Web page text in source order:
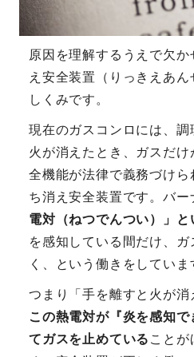
原因を理解するうえで欠
え安全装置（りっきえあん
しくみです。
現在のガスコンロには、
火が消えたとき、ガスだ
全機能が法律で義務づけ
ち消え安全装置です。バー
電対（ねつでんつい）」と
を感知している間だけ、
く、という働きをしていま
つまり「手を離すと火が消
この熱電対が『炎を感知
てガスを止めている ことが